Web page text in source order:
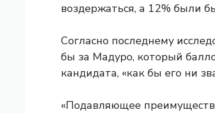
воздержаться, а 12% были
Согласно последнему
бы за Мадуро, который
кандидата, «как бы его ни
«Подавляющее